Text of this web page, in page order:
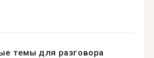
темы для разговора